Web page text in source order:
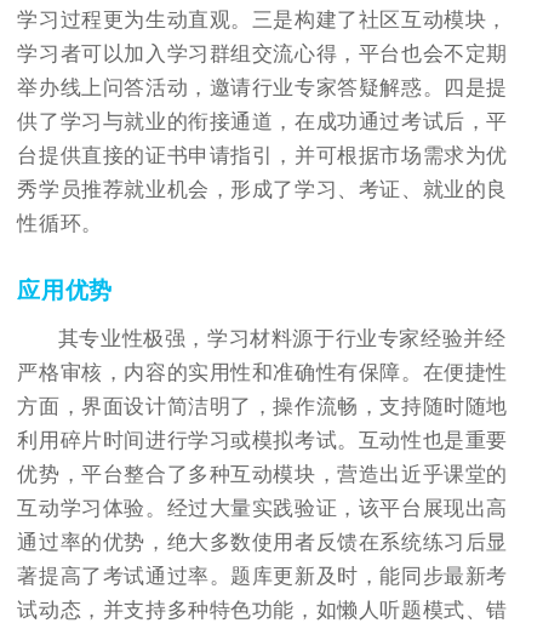
学习过程更为生动直观。三是构建了社区互动模块，
学习者可以加入学习群组交流心得，平台也会不定期
举办线上问答活动，邀请行业专家答疑解惑。四是提
供了学习与就业的衔接通道，在成功通过考试后，平
台提供直接的证书申请指引，并可根据市场需求为优
秀学员推荐就业机会，形成了学习、考证、就业的良
性循环。
应用优势
其专业性极强，学习材料源于行业专家经验并经
严格审核，内容的实用性和准确性有保障。在便捷性
方面，界面设计简洁明了，操作流畅，支持随时随地
利用碎片时间进行学习或模拟考试。互动性也是重要
优势，平台整合了多种互动模块，营造出近乎课堂的
互动学习体验。经过大量实践验证，该平台展现出高
通过率的优势，绝大多数使用者反馈在系统练习后显
著提高了考试通过率。题库更新及时，能同步最新考
试动态，并支持多种特色功能，如懒人听题模式、错